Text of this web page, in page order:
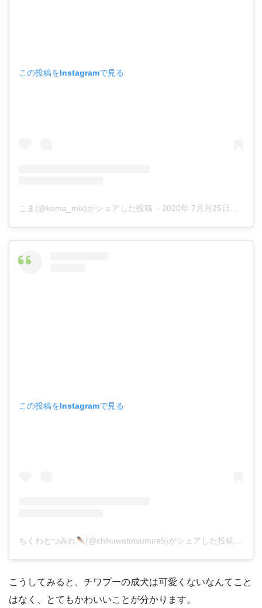
この投稿をInstagramで見る
こま(@koma_mix)がシェアした投稿 – 2020年 7月月25日午後6時06分PDT
この投稿をInstagramで見る
ちくわとつみれ (@chikuwatotsumire5)がシェアした投稿
こうしてみると、チワプーの成犬は可愛くないなんてこと
はなく、とてもかわいいことが分かります。